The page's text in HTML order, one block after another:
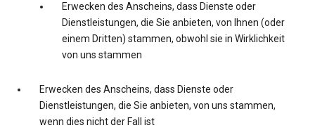
Erwecken des Anscheins, dass Dienste oder
Dienstleistungen, die Sie anbieten, von Ihnen (oder
einem Dritten) stammen, obwohl sie in Wirklichkeit
von uns stammen
Erwecken des Anscheins, dass Dienste oder
Dienstleistungen, die Sie anbieten, von uns stammen,
wenn dies nicht der Fall ist